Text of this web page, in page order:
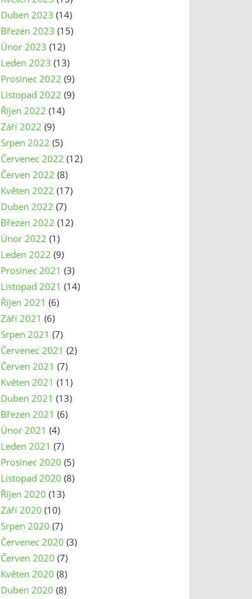
Duben 2023 (14)
Březen 2023 (15)
Únor 2023 (12)
Leden 2023 (13)
Prosinec 2022 (9)
Listopad 2022 (9)
Říjen 2022 (14)
Září 2022 (9)
Srpen 2022 (5)
Červenec 2022 (12)
Červen 2022 (8)
Květen 2022 (17)
Duben 2022 (7)
Březen 2022 (12)
Únor 2022 (1)
Leden 2022 (9)
Prosinec 2021 (3)
Listopad 2021 (14)
Říjen 2021 (6)
Září 2021 (6)
Srpen 2021 (7)
Červenec 2021 (2)
Červen 2021 (7)
Květen 2021 (11)
Duben 2021 (13)
Březen 2021 (6)
Únor 2021 (4)
Leden 2021 (7)
Prosinec 2020 (5)
Listopad 2020 (8)
Říjen 2020 (13)
Září 2020 (10)
Srpen 2020 (7)
Červenec 2020 (3)
Červen 2020 (7)
Květen 2020 (8)
Duben 2020 (8)